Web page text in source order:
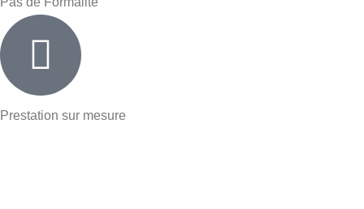
Prestation sur mesure